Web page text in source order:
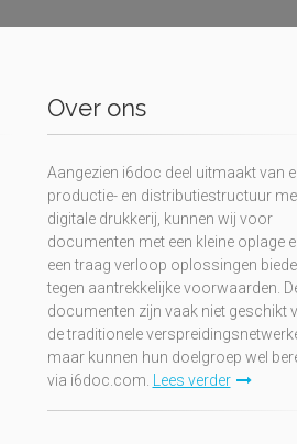
Over ons
Aangezien i6doc deel uitmaakt van
productie- en distributiestructuur
digitale drukkerij, kunnen wij voor
documenten met een kleine oplage
een traag verloop oplossingen
tegen aantrekkelijke voorwaarden.
documenten zijn vaak niet geschikt
de traditionele
maar kunnen hun doelgroep wel
via i6doc.com.
Lees verder